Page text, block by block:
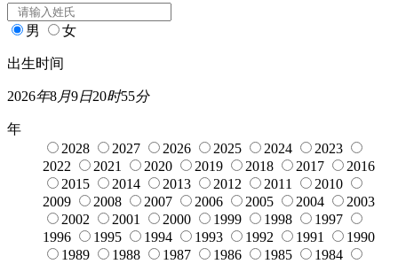
男 女
出生时间
2026年8月9日20时55分
年
2028
2027 2026 2025 2024
2023
2022
2021 2020 2019 2018 2017
2016
2015
2014 2013 2012 2011
2010
2009
2008 2007 2006 2005 2004
2003
2002
2001 2000 1999 1998
1997
1996
1995 1994 1993 1992 1991
1990
1989
1988 1987 1986 1985
1984